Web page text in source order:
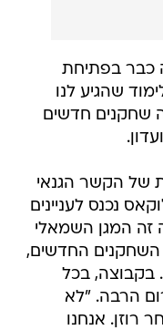
כבר בפתיחת
שהגיע לנו
שחקנים חדשים
של הקשר הגנאי
נכנס לעניינים
זה המגן השמאלי
השחקנים החדשים,
בקבוצה, בכל
הרבה. "לא
רוזן. אנחנו